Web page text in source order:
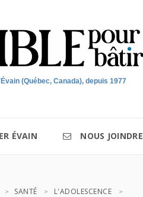
(Québec, Canada), depuis 1977
ÉVAIN NOUS JOINDRE
SANTÉ L'ADOLESCENCE